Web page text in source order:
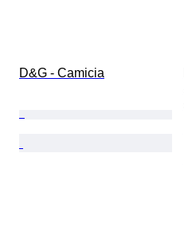
D&G - Camicia